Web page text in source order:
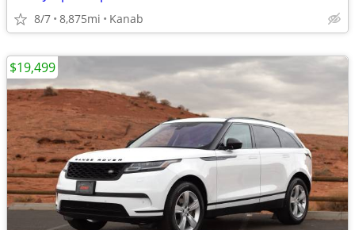
8/7 8,875mi Kanab
$19,499